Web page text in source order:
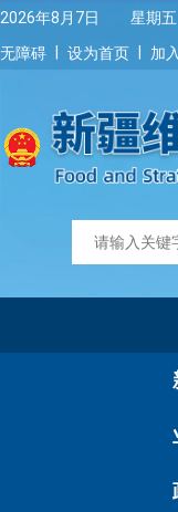
2026年8月7日 星期五
无障碍
设为首页 加